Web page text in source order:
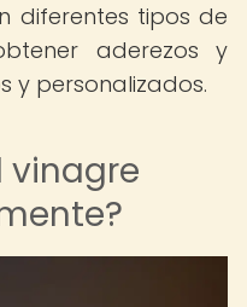
diferentes tipos de
aderezos y
y personalizados.
vinagre